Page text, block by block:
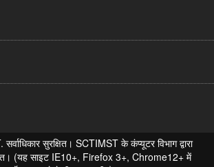
सुरक्षित। SCTIMST के कंप्यूटर विभाग द्वारा
(यह साइट IE10+, Firefox 3+, Chrome12+ में